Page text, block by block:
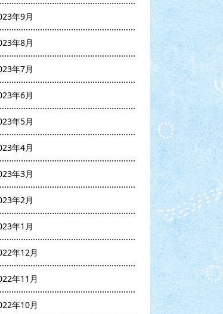
年9月
年8月
年7月
年6月
年5月
年4月
年3月
年2月
年1月
年12月
年11月
年10月